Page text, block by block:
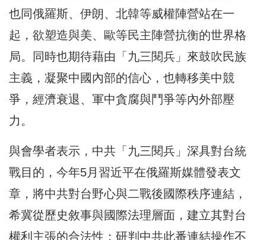
也同俄羅斯、伊朗、北韓等威權陣營站在一
起，欲塑造與美、歐等民主陣營抗衡的世界格
局。同時也期待藉由「九三閱兵」來鼓吹民族
主義，凝聚中國內部的信心，也轉移美中競
爭，經濟衰退、軍中貪腐與鬥爭等內外部壓
力。
與會學者表示，中共「九三閱兵」深具對台統
戰目的，今年5月習近平在俄羅斯媒體發表文
章，將中共對台野心與二戰後國際秩序連結，
希冀從歷史敘事與國際法理層面，建立其對台
權利主張的合法性；研判中共此番連結操作不